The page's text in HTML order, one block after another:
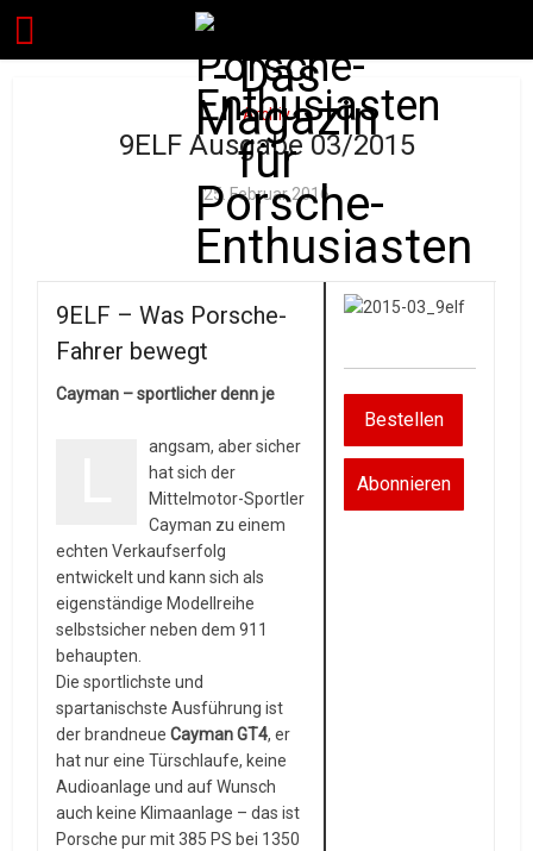
Archiv
9ELF Ausgabe 03/2015
25. Februar 2016
9ELF – Was Porsche-
Fahrer bewegt
Cayman – sportlicher denn je
angsam, aber sicher
hat sich der
Mittelmotor-Sportler
Cayman zu einem
echten Verkaufserfolg
entwickelt und kann sich als
eigenständige Modellreihe
selbstsicher neben dem 911
behaupten.
Die sportlichste und
spartanischste Ausführung ist
der brandneueCayman GT4, er
hat nur eine Türschlaufe, keine
Audioanlage und auf Wunsch
auch keine Klimaanlage – das ist
Porsche pur mit 385 PS bei 1350
Bestellen
Abonnieren